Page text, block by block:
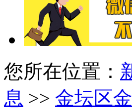
您所在位置：
息 >> 金坛区